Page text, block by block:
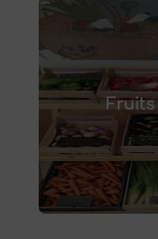
Fruits
fruits et légumes
et savourez des
cultivés
des produits
l'environnement.